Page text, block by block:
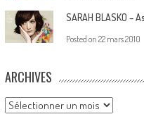
SARAH BLASKO –
Posted on 22 mars 2010
ARCHIVES
Archives